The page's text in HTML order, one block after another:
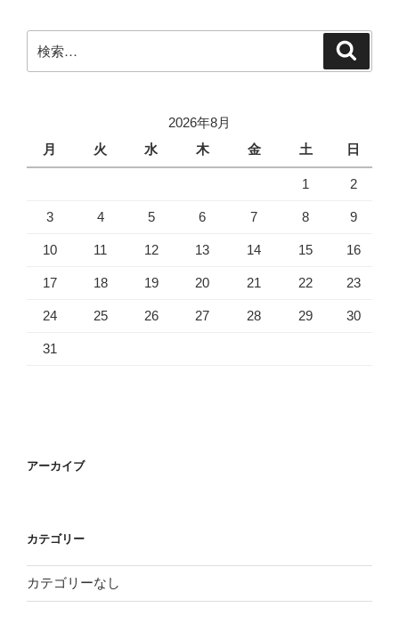
ー
シ
索:
2026年8月
月
火 水 木 金 土 日
1 2
3 4 5 6 7 8 9
10 11 12 13 14 15 16
17 18 19 20 21 22 23
24 25 26 27 28 29 30
31
アーカイブ
カテゴリー
カテゴリーなし